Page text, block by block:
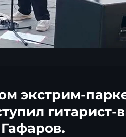
экстрим-